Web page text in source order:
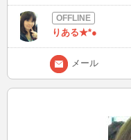
なりたい」って言ってまし
や、死ぬにはまだ早すぎる
んとに儚い花やもんねぇ
りある★*●
メール